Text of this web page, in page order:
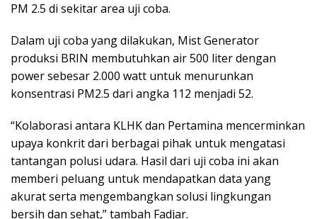
PM 2.5 di sekitar area uji coba.
Dalam uji coba yang dilakukan, Mist Generator
produksi BRIN membutuhkan air 500 liter dengan
power sebesar 2.000 watt untuk menurunkan
konsentrasi PM2.5 dari angka 112 menjadi 52.
“Kolaborasi antara KLHK dan Pertamina mencerminkan
upaya konkrit dari berbagai pihak untuk mengatasi
tantangan polusi udara. Hasil dari uji coba ini akan
memberi peluang untuk mendapatkan data yang
akurat serta mengembangkan solusi lingkungan
bersih dan sehat,” tambah Fadjar.